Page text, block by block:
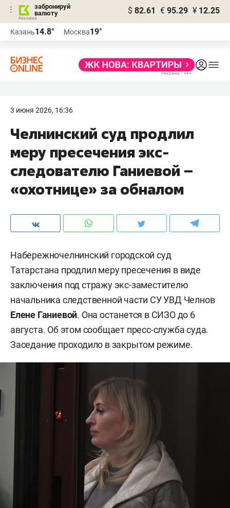
забронируй
валюту
$ 82.61 € 95.29 ¥ 12.25
Казань14.8° Москва19°
3 июня 2026, 16:36
Челнинский суд продлил
меру пресечения экс-
следователю Ганиевой –
«охотнице» за обналом
Набережночелнинский городской суд
Татарстана продлил меру пресечения в виде
заключения под стражу экс-заместителю
начальника следственной части СУ УВД Челнов
Елене Ганиевой. Она останется в СИЗО до 6
августа. Об этом сообщает пресс-служба суда.
Заседание проходило в закрытом режиме.